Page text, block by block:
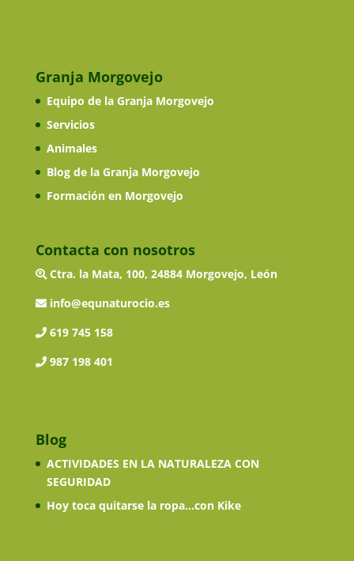
Granja Morgovejo
Equipo de la Granja Morgovejo
Servicios
Animales
Blog de la Granja Morgovejo
Formación en Morgovejo
Contacta con nosotros
Ctra. la Mata, 100, 24884 Morgovejo, León
info@equnaturocio.es
619 745 158
987 198 401
Blog
ACTIVIDADES EN LA NATURALEZA CON
SEGURIDAD
Hoy toca quitarse la ropa…con Kike